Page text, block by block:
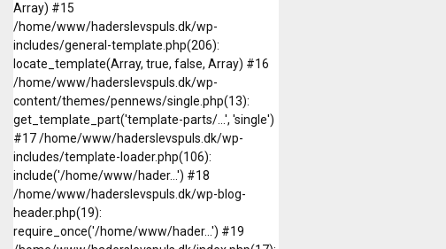
Array) #15
/home/www/haderslevspuls.dk/wp-
includes/general-template.php(206):
locate_template(Array, true, false, Array) #16
/home/www/haderslevspuls.dk/wp-
content/themes/pennews/single.php(13):
get_template_part('template-parts/...', 'single')
#17 /home/www/haderslevspuls.dk/wp-
includes/template-loader.php(106):
include('/home/www/hader...') #18
/home/www/haderslevspuls.dk/wp-blog-
header.php(19):
require_once('/home/www/hader...') #19